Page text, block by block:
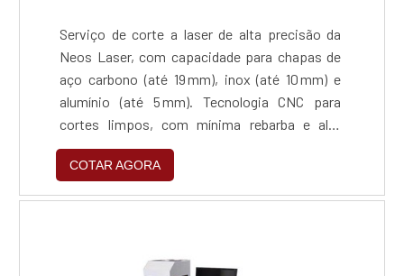
Serviço de corte a laser de alta precisão da
Neos Laser, com capacidade para chapas de
aço carbono (até 19 mm), inox (até 10 mm) e
alumínio (até 5 mm). Tecnologia CNC para
cortes limpos, com mínima rebarba e alta
repetibilidade. Compatível com arquivos
vetoriais (.dxf, .dwg, .ai) e ideal para projetos
técnicos com tolerância dimensional rigorosa.
suporte técnico especializado e foco na
COTAR AGORA